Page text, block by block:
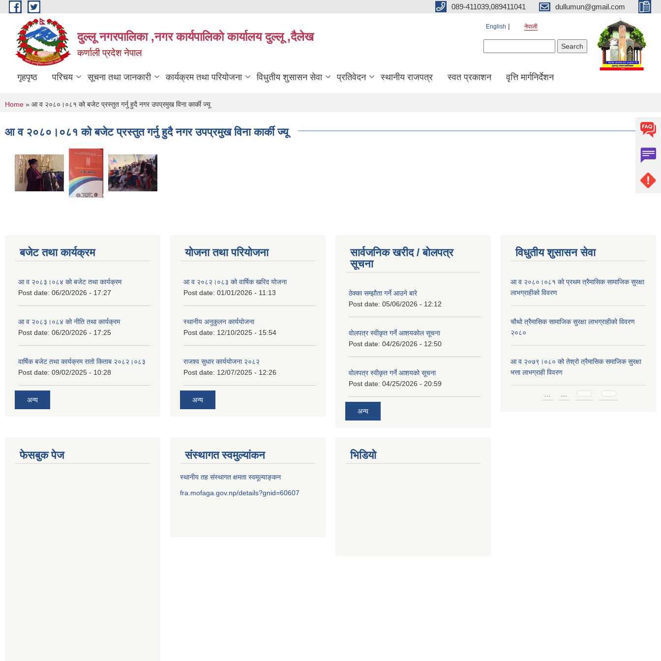
Skip to main content 089-411039,089411041 dullumun@gmail.com
दुल्लू नगरपालिका ,नगर कार्यपालिकाे कार्यालय दुल्लू ,दैलेख
कर्णाली प्रदेश नेपाल
English नेपाली
गृहपृष्ठ परिचय सूचना तथा जानकारी कार्यक्रम तथा परियोजना विधुतीय शुसासन सेवा प्रतिवेदन स्थानीय राजपत्र स्वत प्रकाशन वृत्ति मार्गनिर्देशन
You are here
Home » आ व २०८०।०८१ को बजेट प्रस्तुत गर्नु हुदै नगर उपप्रमुख विना कार्की ज्यू
आ व २०८०।०८१ को बजेट प्रस्तुत गर्नु हुदै नगर उपप्रमुख विना कार्की ज्यू
बजेट तथा कार्यक्रम
आ व २०८३।०८४ को बजेट तथा कार्यक्रम
Post date: 06/20/2026 - 17:27
आ व २०८३।०८४ को नीति तथा कार्यक्रम
Post date: 06/20/2026 - 17:25
वार्षिक बजेट तथा कार्यक्रम रातो किताब २०८२।०८३
Post date: 09/02/2025 - 10:28
अन्य
योजना तथा परियोजना
आ व २०८२।०८३ को वार्षिक खरिद योजना
Post date: 01/01/2026 - 11:13
स्थानीय अनुकुलन कार्ययोजना
Post date: 12/10/2025 - 15:54
राजश्व सुधार कार्ययोजना २०८२
Post date: 12/07/2025 - 12:26
अन्य
सार्वजनिक खरीद / बोलपत्र
सूचना
ठेक्का सम्झौता गर्ने आउने बारे
Post date: 05/06/2026 - 12:12
वोलपत्र स्वीकृत गर्ने आशयकोल सूचना
Post date: 04/26/2026 - 12:50
वोलपत्र स्वीकृत गर्ने आशयको सूचना
Post date: 04/25/2026 - 20:59
अन्य
विधुतीय शुसासन सेवा
आ व २०८०।०८१ को प्रथम त्रैमासिक सामाजिक सुरक्षा
लाभग्राहीको विवरण
चौथो त्रैमासिक सामाजिक सुरक्षा लाभग्राहीको विवरण
२०८०
आ व २०७९।०८० को तेश्रो त्रैमासिक समाजिक सुरक्षा
भत्ता लाभग्राही विवरण
Pages
फेसबुक पेज संस्थागत स्वमुल्यांकन
स्थानीय तह संस्थागत क्षमता स्वमूल्याङ्कन
fra.mofaga.gov.np/details?gnid=60607
भिडियो